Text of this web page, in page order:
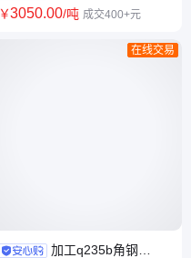
Q235D 工字钢 碳素结构钢 建
￥3050.00/吨 成交400+元
在线交易
加工q235b角钢